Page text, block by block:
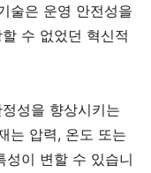
술은 운영 안전성을
수 없었던 혁신적
성을 향상시키는
는 압력, 온도 또는
성이 변할 수 있습니